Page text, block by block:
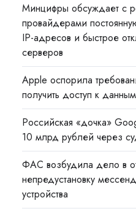
Минцифры обсуждает с
провайдерами
IP-адресов и быстрое
серверов
Apple оспорила
получить доступ к
Российская «дочка»
10 млрд рублей через
ФАС возбудила дело в
непредустановку
устройства